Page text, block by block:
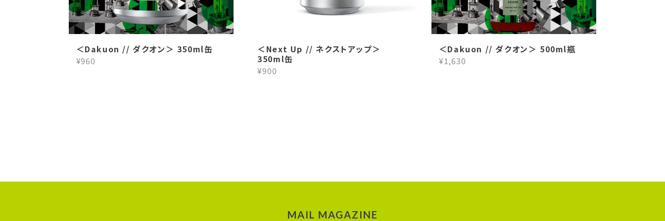
＜Dakuon // ダクオン＞ 350ml缶
¥960
＜Next Up // ネクストアップ＞
350ml缶
¥900
＜Dakuon // ダクオン＞ 500ml瓶
¥1,630
MAIL MAGAZINE